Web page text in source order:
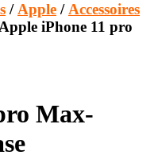
/ Apple / Accessoires
iPhone 11 pro
Max-